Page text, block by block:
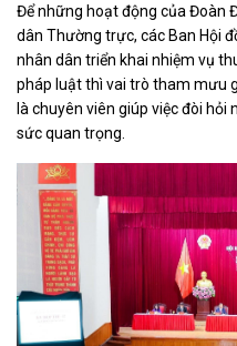
Để những hoạt động của Đoàn
dân Thường trực, các Ban Hội
nhân dân triển khai nhiệm vụ
pháp luật thì vai trò tham mưu
là chuyên viên giúp việc đòi
sức quan trọng.